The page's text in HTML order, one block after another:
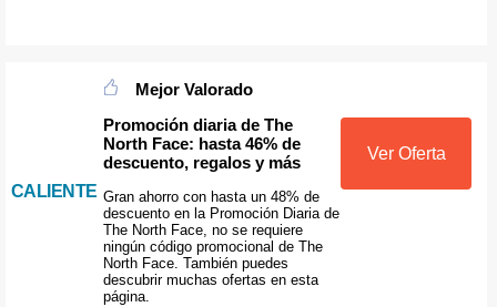
CALIENTE
Mejor Valorado
Promoción diaria de The
North Face: hasta 46% de
descuento, regalos y más
Gran ahorro con hasta un 48% de
descuento en la Promoción Diaria de
The North Face, no se requiere
ningún código promocional de The
North Face. También puedes
descubrir muchas ofertas en esta
página.
Ver Oferta